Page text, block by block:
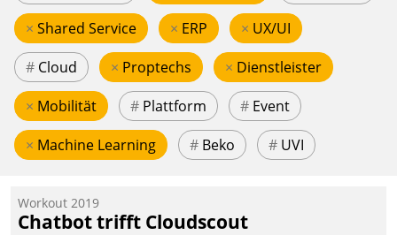
× Shared Service × ERP × UX/UI
# Cloud × Proptechs × Dienstleister
× Mobilität # Plattform # Event
× Machine Learning # Beko # UVI
Workout 2019
Chatbot trifft Cloudscout